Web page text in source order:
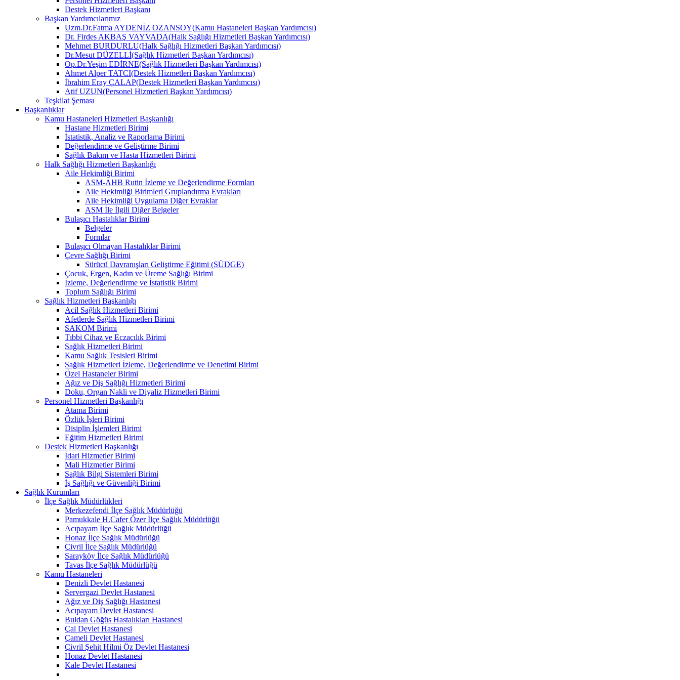
Destek Hizmetleri Başkanı
Başkan Yardımcılarımız
Uzm.Dr.Fatma AYDENİZ OZANSOY(Kamu Hastaneleri Başkan Yardımcısı)
Dr. Firdes AKBAŞ VAYVADA(Halk Sağlığı Hizmetleri Başkan Yardımcısı)
Mehmet BURDURLU(Halk Sağlığı Hizmetleri Başkan Yardımcısı)
Dr.Mesut DÜZELLİ(Sağlık Hizmetleri Başkan Yardımcısı)
Op.Dr.Yeşim EDİRNE(Sağlık Hizmetleri Başkan Yardımcısı)
Ahmet Alper TATCI(Destek Hizmetleri Başkan Yardımcısı)
İbrahim Eray ÇALAP(Destek Hizmetleri Başkan Yardımcısı)
Atif UZUN(Personel Hizmetleri Başkan Yardımcısı)
Teşkilat Şeması
Başkanlıklar
Kamu Hastaneleri Hizmetleri Başkanlığı
Hastane Hizmetleri Birimi
İstatistik, Analiz ve Raporlama Birimi
Değerlendirme ve Geliştirme Birimi
Sağlık Bakım ve Hasta Hizmetleri Birimi
Halk Sağlığı Hizmetleri Başkanlığı
Aile Hekimliği Birimi
ASM-AHB Rutin İzleme ve Değerlendirme Formları
Aile Hekimliği Birimleri Gruplandırma Evrakları
Aile Hekimliği Uygulama Diğer Evraklar
ASM İle İlgili Diğer Belgeler
Bulaşıcı Hastalıklar Birimi
Belgeler
Formlar
Bulaşıcı Olmayan Hastalıklar Birimi
Çevre Sağlığı Birimi
Sürücü Davranışları Geliştirme Eğitimi (SÜDGE)
Çocuk, Ergen, Kadın ve Üreme Sağlığı Birimi
İzleme, Değerlendirme ve İstatistik Birimi
Toplum Sağlığı Birimi
Sağlık Hizmetleri Başkanlığı
Acil Sağlık Hizmetleri Birimi
Afetlerde Sağlık Hizmetleri Birimi
SAKOM Birimi
Tıbbi Cihaz ve Eczacılık Birimi
Sağlık Hizmetleri Birimi
Kamu Sağlık Tesisleri Birimi
Sağlık Hizmetleri İzleme, Değerlendirme ve Denetimi Birimi
Özel Hastaneler Birimi
Ağız ve Diş Sağlığı Hizmetleri Birimi
Doku, Organ Nakli ve Diyaliz Hizmetleri Birimi
Personel Hizmetleri Başkanlığı
Atama Birimi
Özlük İşleri Birimi
Disiplin İşlemleri Birimi
Eğitim Hizmetleri Birimi
Destek Hizmetleri Başkanlığı
İdari Hizmetler Birimi
Mali Hizmetler Birimi
Sağlık Bilgi Sistemleri Birimi
İş Sağlığı ve Güvenliği Birimi
Sağlık Kurumları
İlçe Sağlık Müdürlükleri
Merkezefendi İlçe Sağlık Müdürlüğü
Pamukkale H.Cafer Özer İlçe Sağlık Müdürlüğü
Acıpayam İlçe Sağlık Müdürlüğü
Honaz İlçe Sağlık Müdürlüğü
Çivril İlçe Sağlık Müdürlüğü
Sarayköy İlçe Sağlık Müdürlüğü
Tavas İlçe Sağlık Müdürlüğü
Kamu Hastaneleri
Denizli Devlet Hastanesi
Servergazi Devlet Hastanesi
Ağız ve Diş Sağlığı Hastanesi
Acıpayam Devlet Hastanesi
Buldan Göğüs Hastalıkları Hastanesi
Çal Devlet Hastanesi
Çameli Devlet Hastanesi
Çivril Şehit Hilmi Öz Devlet Hastanesi
Honaz Devlet Hastanesi
Kale Devlet Hastanesi